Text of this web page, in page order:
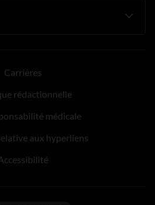
Carrières
rédactionnelle
médicale
aux hyperliens